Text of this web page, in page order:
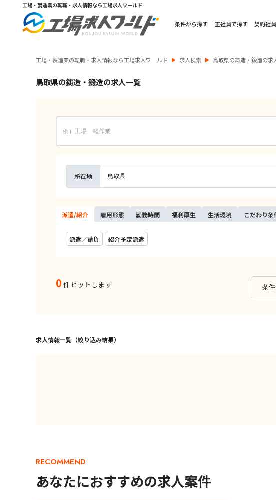
工場・製造業の転職・求人情報なら工場求人ワールド
条件から探す 正社員で探す 契約社
工場・製造業の転職・求人情報なら工場求人ワールド 求人検索 鳥取県の鋳造・鍛造の求
鳥取県の鋳造・鍛造の求人一覧
所在地 鳥取県
派遣/紹介 雇用形態 勤務時間 福利厚生 生活環境 こだわり条
派遣／請負 紹介予定派遣
0 件ヒットします 条
求人情報一覧（絞り込み結果）
RECOMMEND
あなたにおすすめの求人案件